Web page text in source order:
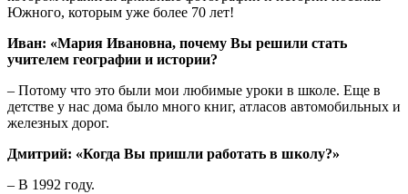
Южного, которым уже более 70 лет!
Иван: «Мария Ивановна, почему Вы решили стать
учителем географии и истории?
– Потому что это были мои любимые уроки в школе. Еще в
детстве у нас дома было много книг, атласов автомобильных и
железных дорог.
Дмитрий: «Когда Вы пришли работать в школу?»
– В 1992 году.